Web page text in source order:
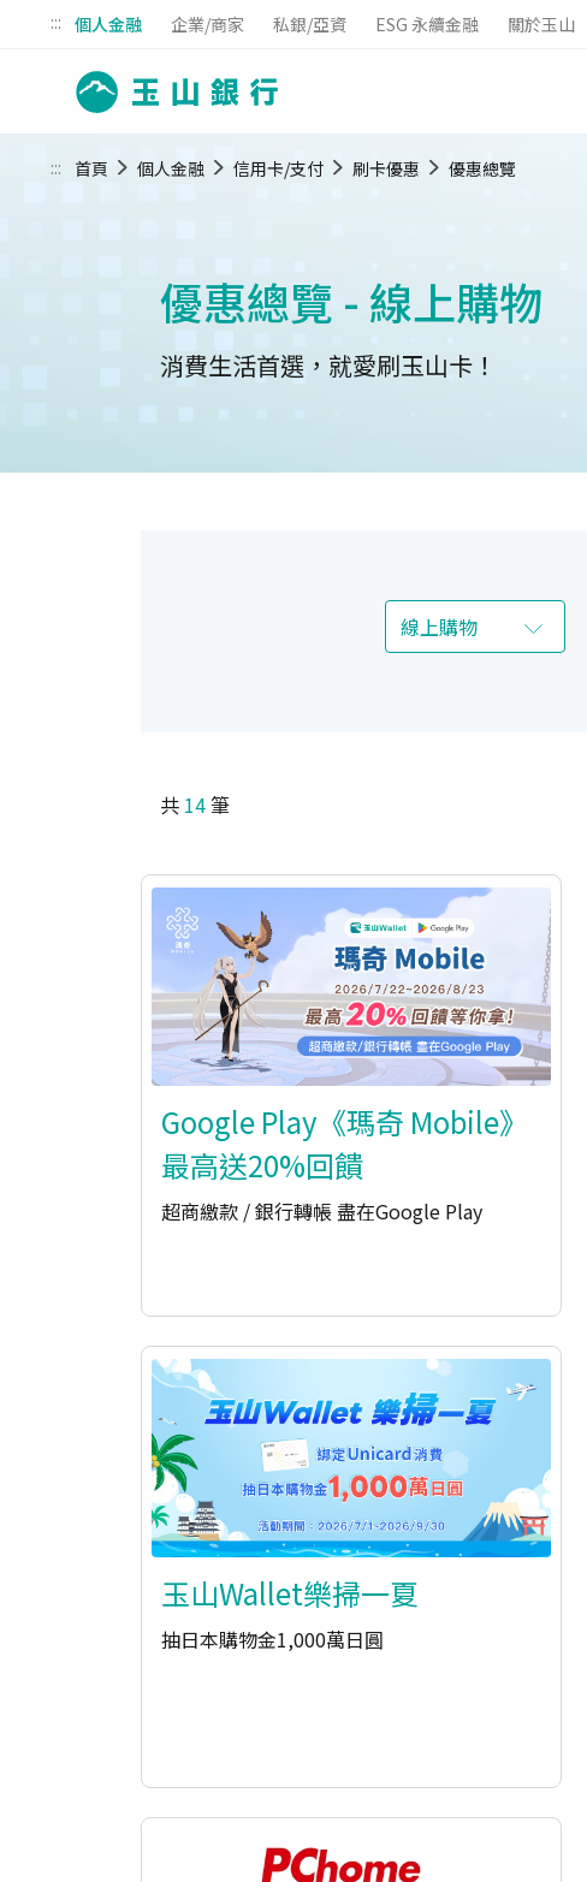
::: 個人金融 企業/商家 私銀/亞資 ESG 永續金融 關於玉山
:::
優惠總覽 - 線上購物
消費生活首選，就愛刷玉山卡！
首頁 個人金融 信用卡/支付 刷卡優惠 優惠總覽
共 14筆
Google Play《瑪奇 Mobile》
最高送20%回饋
超商繳款 / 銀行轉帳 盡在Google Play​
玉山Wallet樂掃一夏
抽日本購物金1,000萬日圓